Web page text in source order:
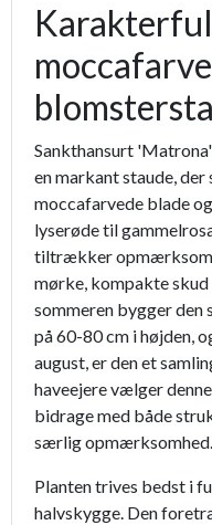
Sankthansurt
en markant staude,
moccafarvede blade
lyserøde til
tiltrækker
mørke, kompakte
sommeren bygger den
på 60-80 cm i højden,
august, er den et
haveejere vælger
bidrage med både
særlig opmærksomhed.
Planten trives bedst i
halvskygge. Den